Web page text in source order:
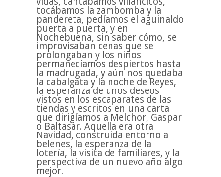
tocábamos la zambomba y la
pandereta, pedíamos el aguinaldo
puerta a puerta, y en
Nochebuena, sin saber cómo, se
improvisaban cenas que se
prolongaban y los niños
permanecíamos despiertos hasta
la madrugada, y aún nos quedaba
la cabalgata y la noche de Reyes,
la esperanza de unos deseos
vistos en los escaparates de las
tiendas y escritos en una carta
que dirigíamos a Melchor, Gaspar
o Baltasar. Aquella era otra
Navidad, construida entorno a
belenes, la esperanza de la
lotería, la visita de familiares, y la
perspectiva de un nuevo año algo
mejor.